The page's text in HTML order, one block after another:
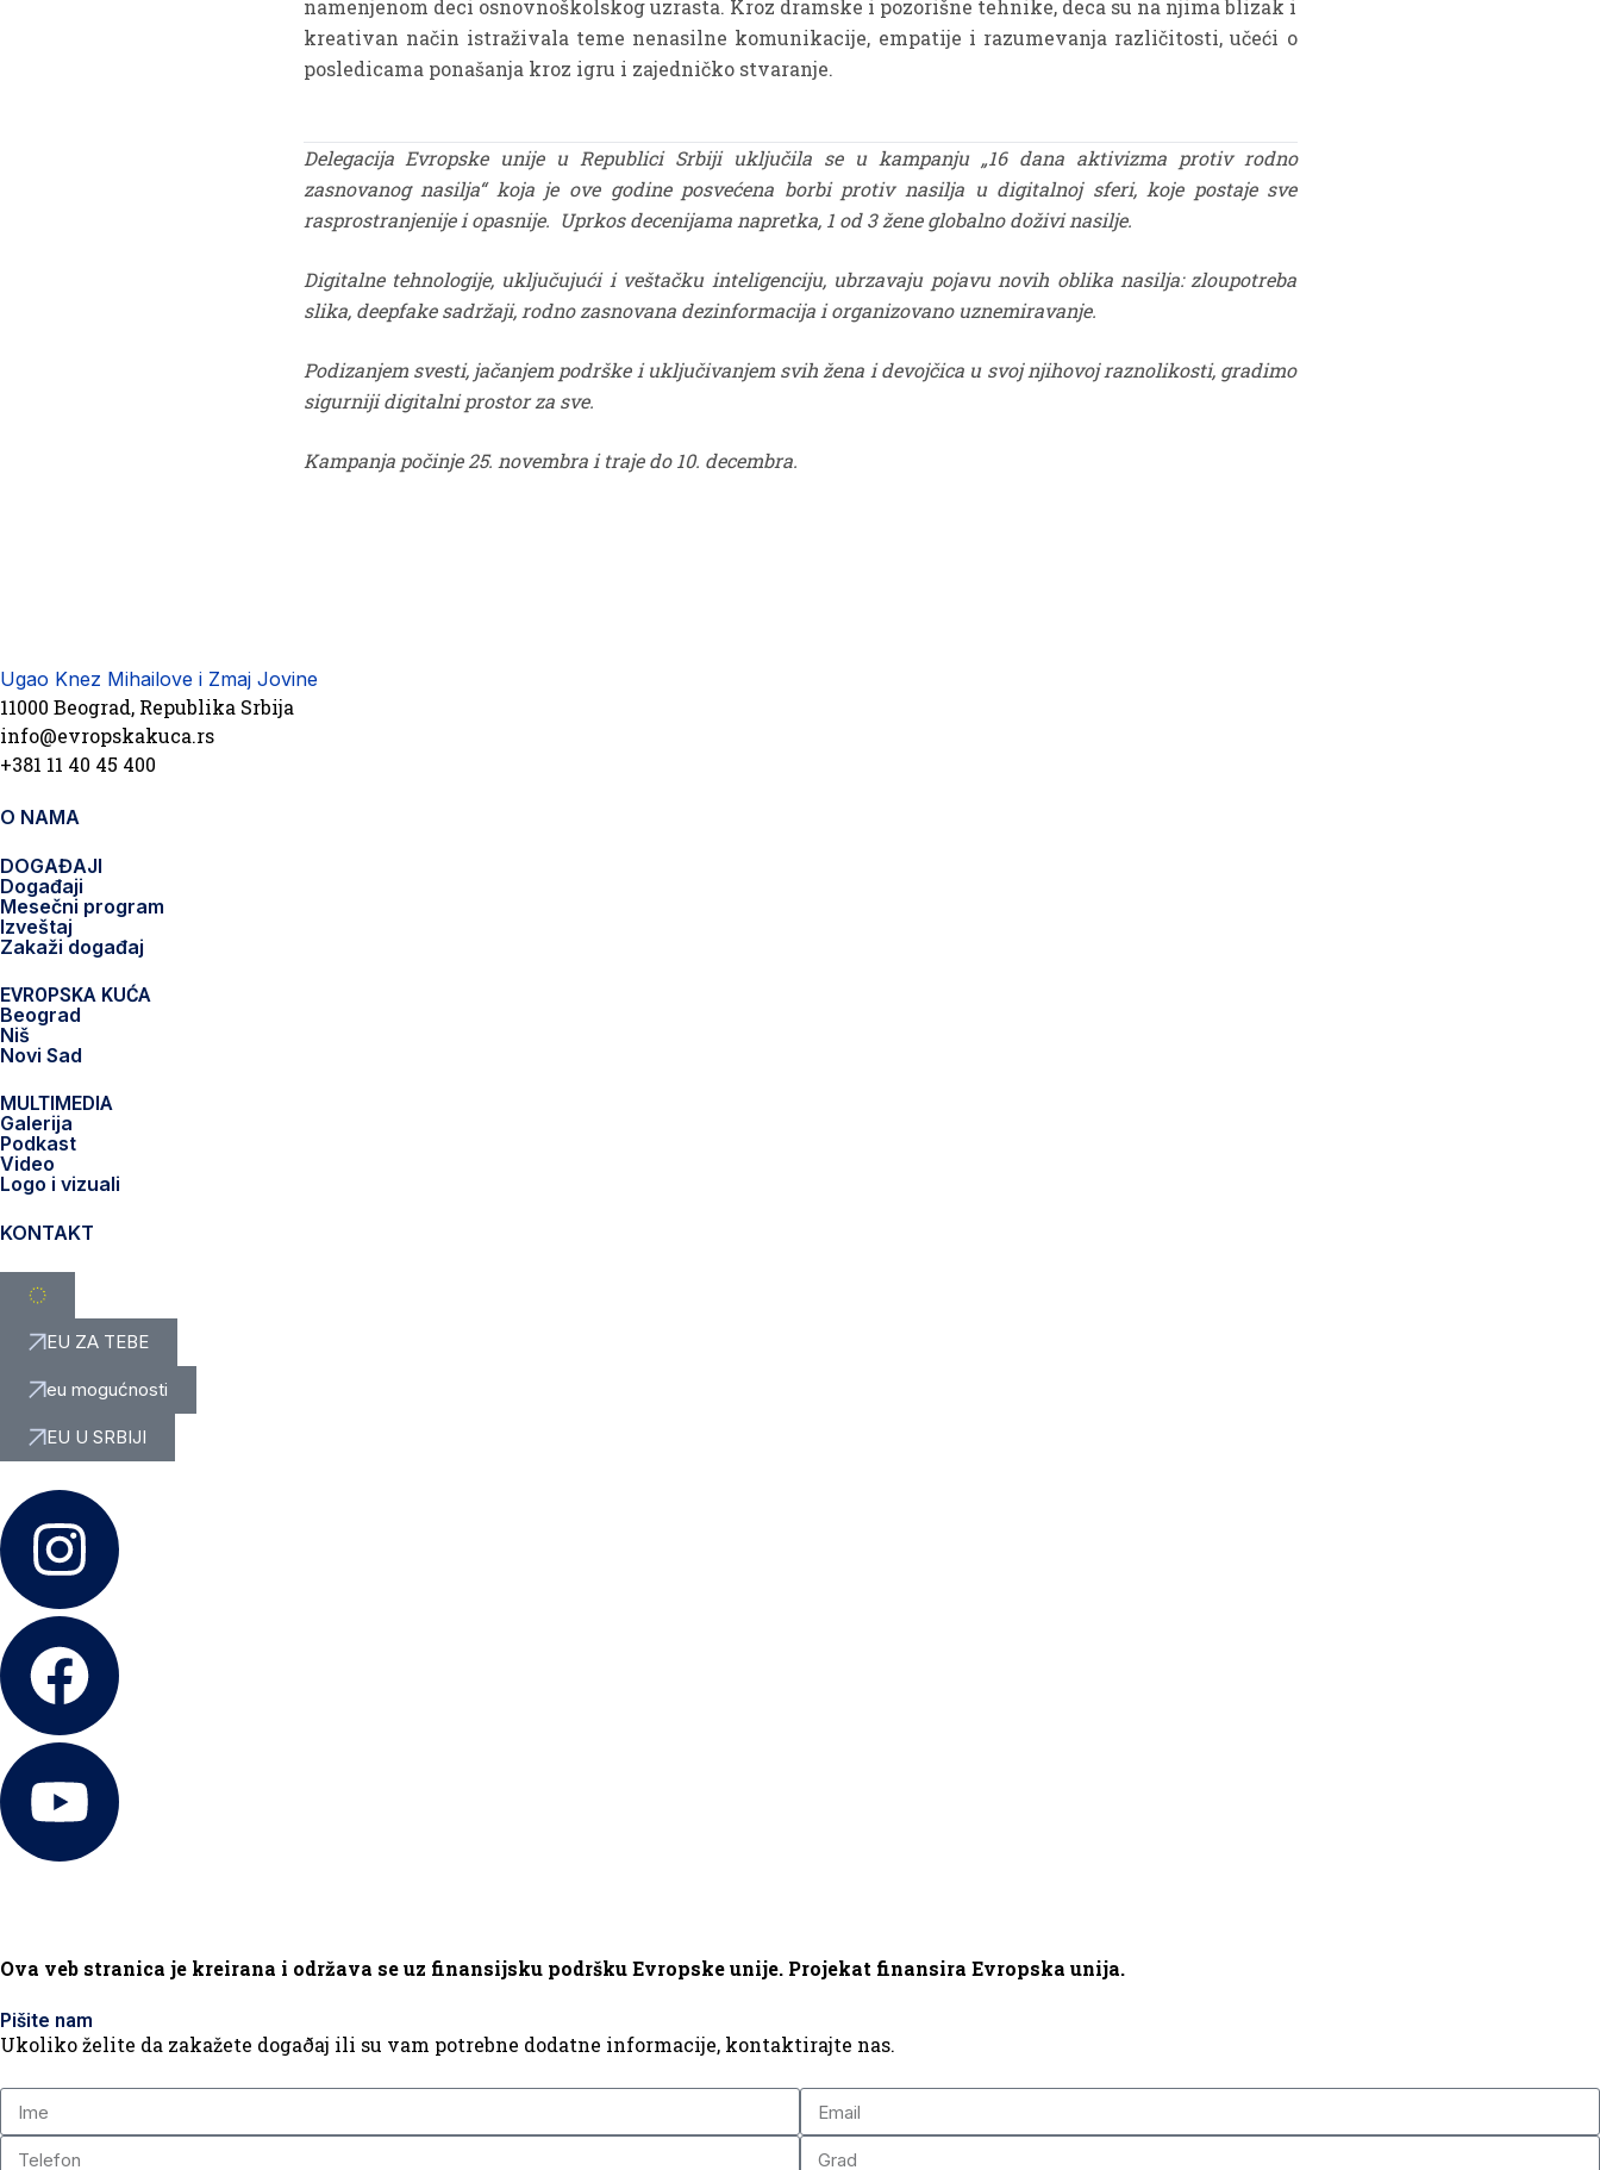
namenjenom deci osnovnoškolskog uzrasta. Kroz dramske i pozorišne tehnike, deca su na njima blizak i
kreativan način istraživala teme nenasilne komunikacije, empatije i razumevanja različitosti, učeći o
posledicama ponašanja kroz igru i zajedničko stvaranje.
Delegacija Evropske unije u Republici Srbiji uključila se u kampanju „16 dana aktivizma protiv rodno
zasnovanog nasilja“ koja je ove godine posvećena borbi protiv nasilja u digitalnoj sferi, koje postaje sve
rasprostranjenije i opasnije. Uprkos decenijama napretka, 1 od 3 žene globalno doživi nasilje.
Digitalne tehnologije, uključujući i veštačku inteligenciju, ubrzavaju pojavu novih oblika nasilja: zloupotreba
slika, deepfake sadržaji, rodno zasnovana dezinformacija i organizovano uznemiravanje.
Podizanjem svesti, jačanjem podrške i uključivanjem svih žena i devojčica u svoj njihovoj raznolikosti, gradimo
sigurniji digitalni prostor za sve.
Kampanja počinje 25. novembra i traje do 10. decembra.
Ugao Knez Mihailove i Zmaj Jovine
11000 Beograd, Republika Srbija
info@evropskakuca.rs
+381 11 40 45 400
O NAMA
DOGAĐAJI
Događaji
Mesečni program
Izveštaj
Zakaži događaj
EVROPSKA KUĆA
Beograd
Niš
Novi Sad
MULTIMEDIA
Galerija
Podkast
Video
Logo i vizuali
KONTAKT
EU ZA TEBE
eu mogućnosti
EU U SRBIJI
Ova veb stranica je kreirana i održava se uz finansijsku podršku Evropske unije. Projekat finansira Evropska unija.
Pišite nam
Ukoliko želite da zakažete dogaðaj ili su vam potrebne dodatne informacije, kontaktirajte nas.